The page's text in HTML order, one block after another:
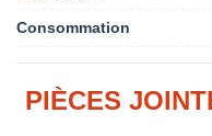
Consommation
PIÈCES